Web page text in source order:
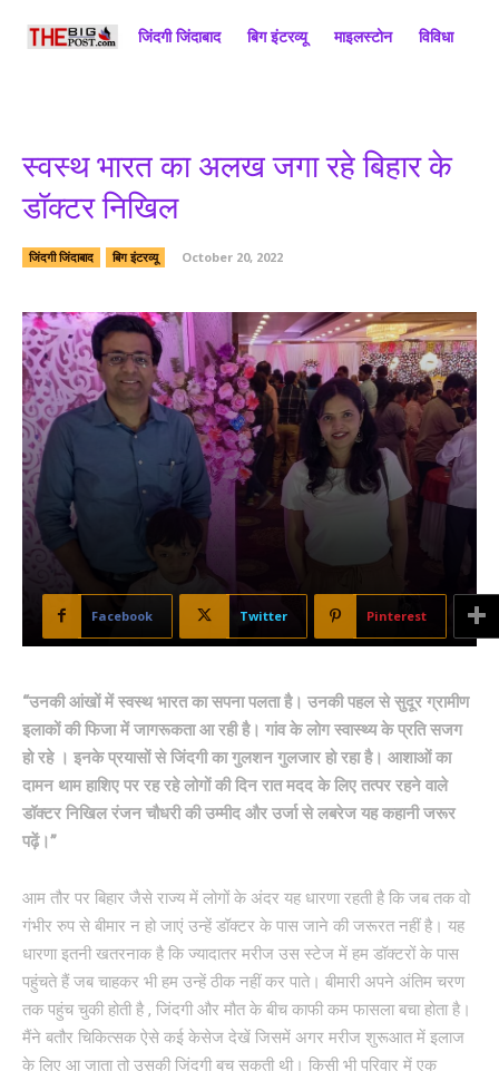
जिंदगी जिंदाबाद बिग इंटरव्यू माइलस्टोन विविधा
स्वस्थ भारत का अलख जगा रहे बिहार के
डॉक्टर निखिल
जिंदगी जिंदाबाद बिग इंटरव्यू October 20, 2022
Facebook Twitter Pinterest
“उनकी आंखों में स्वस्थ भारत का सपना पलता है। उनकी पहल से सुदूर ग्रामीण
इलाकों की फिजा में जागरूकता आ रही है। गांव के लोग स्वास्थ्य के प्रति सजग
हो रहे । इनके प्रयासों से जिंदगी का गुलशन गुलजार हो रहा है। आशाओं का
दामन थाम हाशिए पर रह रहे लोगों की दिन रात मदद के लिए तत्पर रहने वाले
डॉक्टर निखिल रंजन चौधरी की उम्मीद और उर्जा से लबरेज यह कहानी जरूर
पढ़ें।”
आम तौर पर बिहार जैसे राज्य में लोगों के अंदर यह धारणा रहती है कि जब तक वो
गंभीर रुप से बीमार न हो जाएं उन्हें डॉक्टर के पास जाने की जरूरत नहीं है। यह
धारणा इतनी खतरनाक है कि ज्यादातर मरीज उस स्टेज में हम डॉक्टरों के पास
पहुंचते हैं जब चाहकर भी हम उन्हें ठीक नहीं कर पाते। बीमारी अपने अंतिम चरण
तक पहुंच चुकी होती है , जिंदगी और मौत के बीच काफी कम फासला बचा होता है।
मैंने बतौर चिकित्सक ऐसे कई केसेज देखें जिसमें अगर मरीज शुरूआत में इलाज
के लिए आ जाता तो उसकी जिंदगी बच सकती थी। किसी भी परिवार में एक